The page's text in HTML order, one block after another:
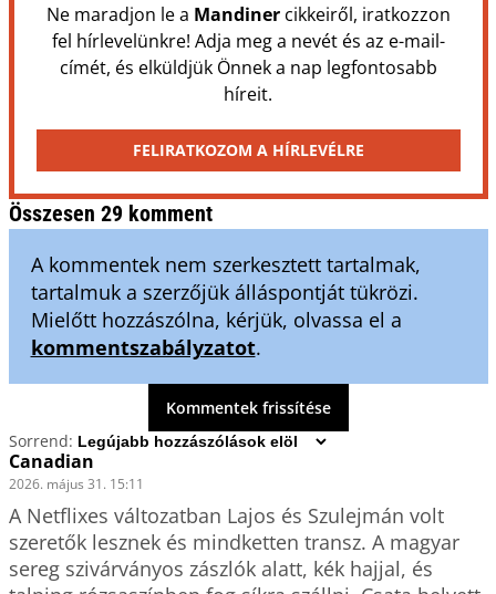
Ne maradjon le a Mandinercikkeiről, iratkozzon
fel hírlevelünkre! Adja meg a nevét és az e-mail-
címét, és elküldjük Önnek a nap legfontosabb
híreit.
FELIRATKOZOM A HÍRLEVÉLRE
Összesen 29 komment
A kommentek nem szerkesztett tartalmak,
tartalmuk a szerzőjük álláspontját tükrözi.
Mielőtt hozzászólna, kérjük, olvassa el a
kommentszabályzatot.
Kommentek frissítése
Sorrend:
Canadian
2026. május 31. 15:11
A Netflixes változatban Lajos és Szulejmán volt
szeretők lesznek és mindketten transz. A magyar
sereg szivárványos zászlók alatt, kék hajjal, és